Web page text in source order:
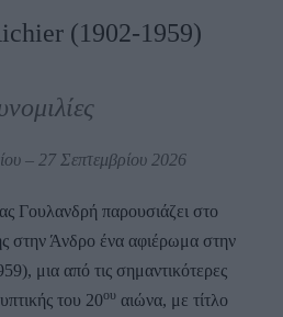
(1902-1959)
– 27 Σεπτεμβρίου 2026
Γουλανδρή παρουσιάζει στο
στην Άνδρο ένα αφιέρωμα στην
μια από τις σημαντικότερες
του 20ου αιώνα, με τίτλο